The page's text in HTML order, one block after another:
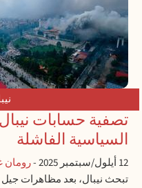
تصفية حسابات
السياسية الفاشلة
12 أيلول/سبتمبر 2025 -رومان